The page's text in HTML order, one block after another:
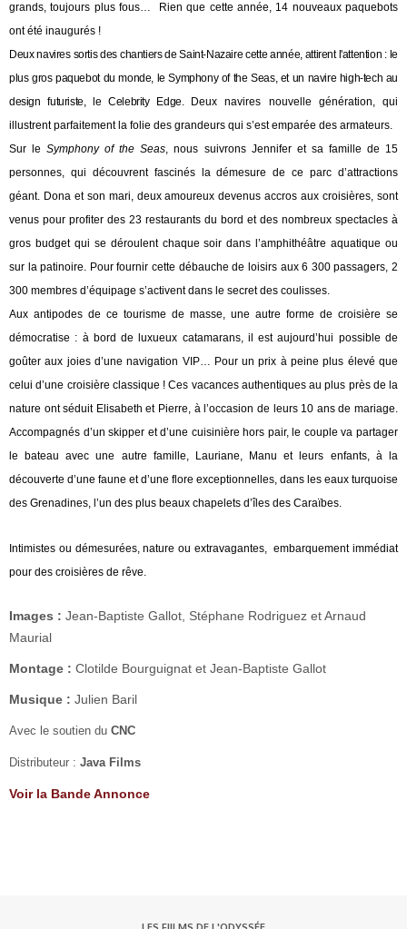
grands, toujours plus fous… Rien que cette année, 14 nouveaux paquebots
ont été inaugurés !
Deux navires sortis des chantiers de Saint-Nazaire cette année, attirent l'attention : le
plus gros paquebot du monde, le Symphony of the Seas, et un navire high-tech au
design futuriste, le Celebrity Edge. Deux navires nouvelle génération, qui
illustrent parfaitement la folie des grandeurs qui s’est emparée des armateurs.
Sur leSymphony of the Seas , nous suivrons Jennifer et sa famille de 15
personnes, qui découvrent fascinés la démesure de ce parc d’attractions
géant. Dona et son mari, deux amoureux devenus accros aux croisières, sont
venus pour profiter des 23 restaurants du bord et des nombreux spectacles à
gros budget qui se déroulent chaque soir dans l’amphithéâtre aquatique ou
sur la patinoire. Pour fournir cette débauche de loisirs aux 6 300 passagers, 2
300 membres d’équipage s’activent dans le secret des coulisses.
Aux antipodes de ce tourisme de masse, une autre forme de croisière se
démocratise : à bord de luxueux catamarans, il est aujourd’hui possible de
goûter aux joies d’une navigation VIP… Pour un prix à peine plus élevé que
celui d’une croisière classique !Ces vacances authentiques au plus près de la
nature ont séduit Elisabeth et Pierre, à l’occasion de leurs 10 ans de mariage.
Accompagnés d’un skipper et d’une cuisinière hors pair, le couple va partager
le bateau avec une autre famille, Lauriane, Manu et leurs enfants, à la
découverte d’une faune et d’une flore exceptionnelles, dans les eaux turquoise
des Grenadines, l’un des plus beaux chapelets d’îles des Caraïbes.
Intimistes ou démesurées, nature ou extravagantes, embarquement immédiat
pour des croisières de rêve.
Images : Jean-Baptiste Gallot, Stéphane Rodriguez et Arnaud
Maurial
Montage : Clotilde Bourguignat et Jean-Baptiste Gallot
Musique : Julien Baril
Avec le soutien du CNC
Distributeur : Java Films
Voir la Bande Annonce